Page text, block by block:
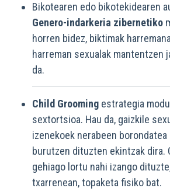
Bikotearen edo bikotekidearen
Genero-indarkeria zibernetiko
horren bidez, biktimak
harreman sexualak mantentzen
da.
Child Grooming estrategia
sextortsioa. Hau da, gaizkile
izenekoek nerabeen
burutzen dituzten ekintzak dira.
gehiago lortu nahi izango
txarrenean, topaketa fisiko bat.